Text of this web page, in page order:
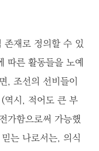
존재로 정의할 수 있
따른 활동들을 노예
, 조선의 선비들이
역시, 적어도 큰 부
가함으로써 가능했
는 나로서는, 의식